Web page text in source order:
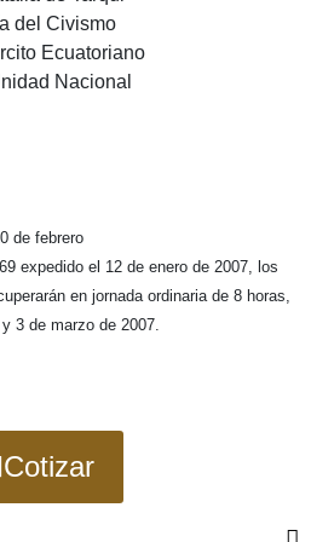
del Civismo
Ecuatoriano
Nacional
de febrero
expedido el 12 de enero de 2007, los
en jornada ordinaria de 8 horas,
3 de marzo de 2007.
Cotizar
tus próximas